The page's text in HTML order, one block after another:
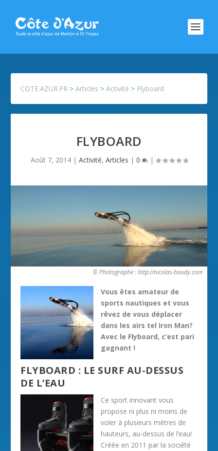
COTE.AZUR.FR >Articles >Activité > Flyboard
FLYBOARD
Août 7, 2014| Activité, Articles | 0 |
© Photographe : http://nicolas-baudy.com
Vous êtes amateur de
sports nautiques et vous
rêvez de vous déplacer
dans les airs tel Iron Man?
Avec le Flyboard, c’est pari
gagnant !
FLYBOARD : LE SURF AU-DESSUS
DE L’EAU
Ce sport innovant vous
propose ni plus ni moins de
voler à plusieurs mètres de
hauteurs, au-dessus de l’eau!
Créée en 2011 par la société